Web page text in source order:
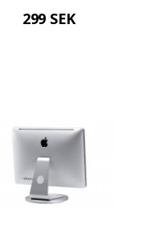
299 SEK